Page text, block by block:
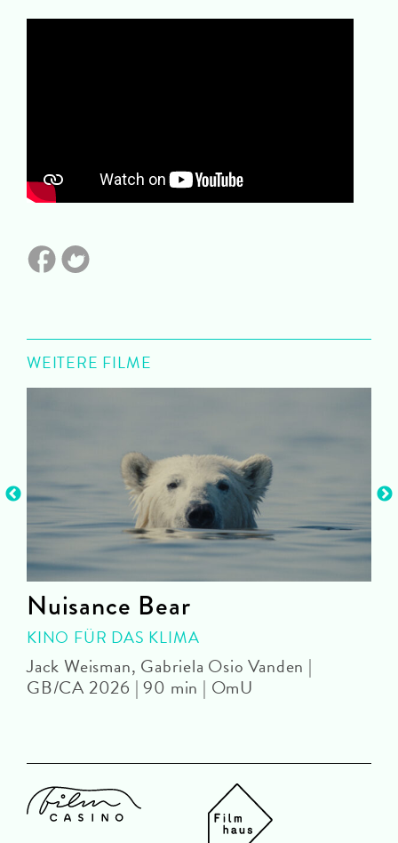
WEITERE FILME
Nuisance Bear
KINO FÜR DAS KLIMA
Jack Weisman, Gabriela Osio Vanden |
GB/CA 2026 | 90 min | OmU